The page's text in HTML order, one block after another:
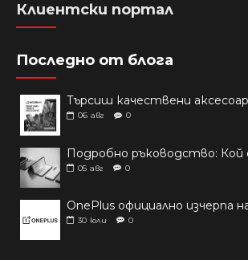
Клиентски портал
Последно от блога
06 авг 0
05 авг 0
30 юли 0